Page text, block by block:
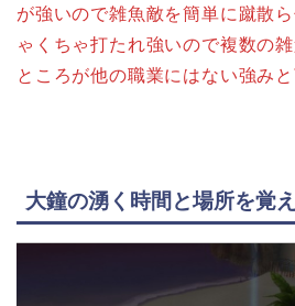
が強いので雑魚敵を簡単に蹴散
ゃくちゃ打たれ強いので複数の
ところが他の職業にはない強みと
大鐘の湧く時間と場所を覚